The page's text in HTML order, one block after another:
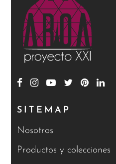
SITEMAP
Nosotros
Productos y colecciones